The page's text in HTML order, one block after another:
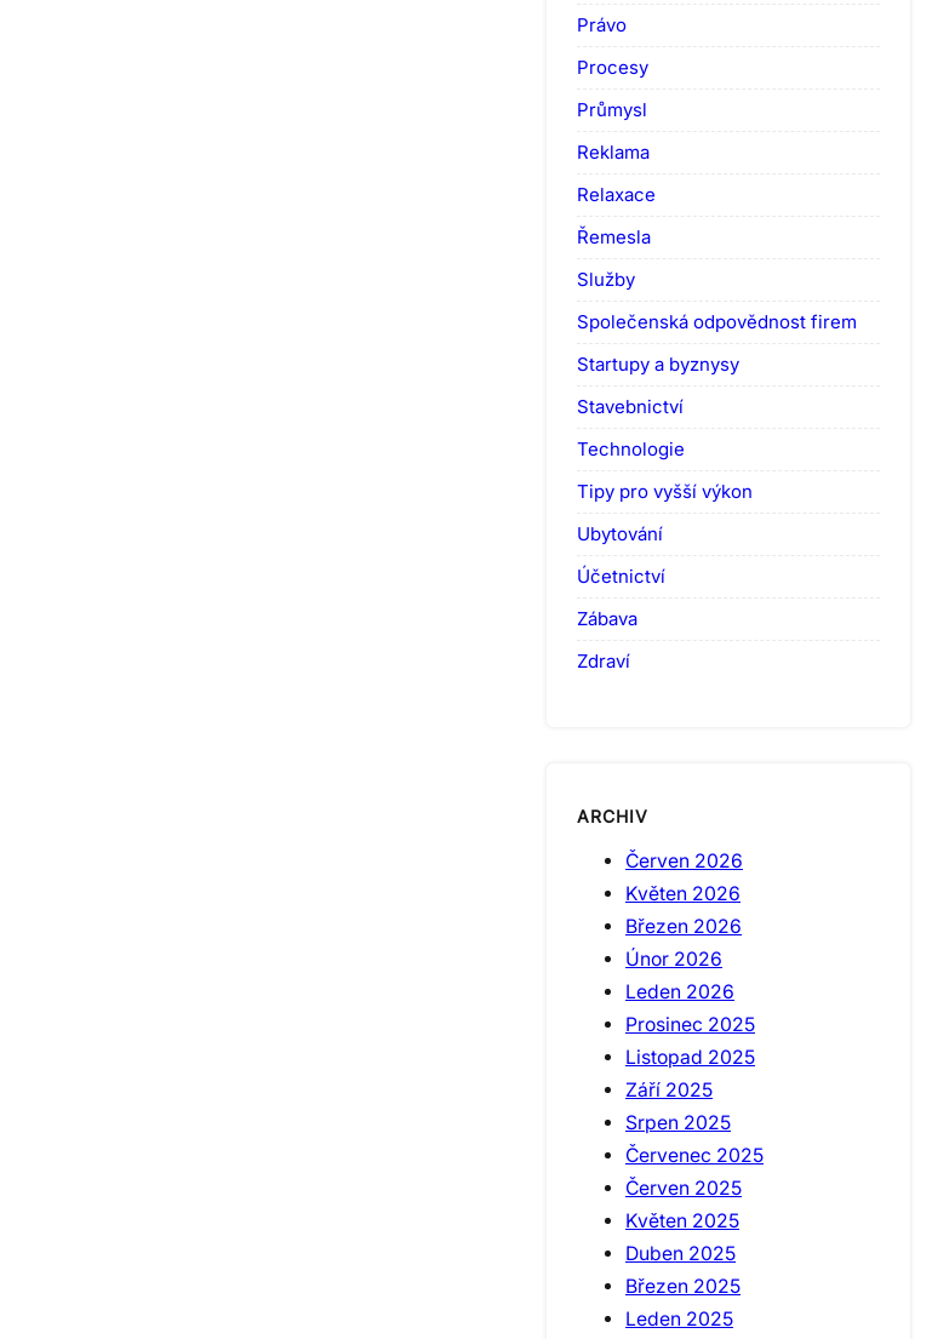
Právo
Procesy
Průmysl
Reklama
Relaxace
Řemesla
Služby
Společenská odpovědnost firem
Startupy a byznysy
Stavebnictví
Technologie
Tipy pro vyšší výkon
Ubytování
Účetnictví
Zábava
Zdraví
ARCHIV
Červen 2026
Květen 2026
Březen 2026
Únor 2026
Leden 2026
Prosinec 2025
Listopad 2025
Září 2025
Srpen 2025
Červenec 2025
Červen 2025
Květen 2025
Duben 2025
Březen 2025
Leden 2025